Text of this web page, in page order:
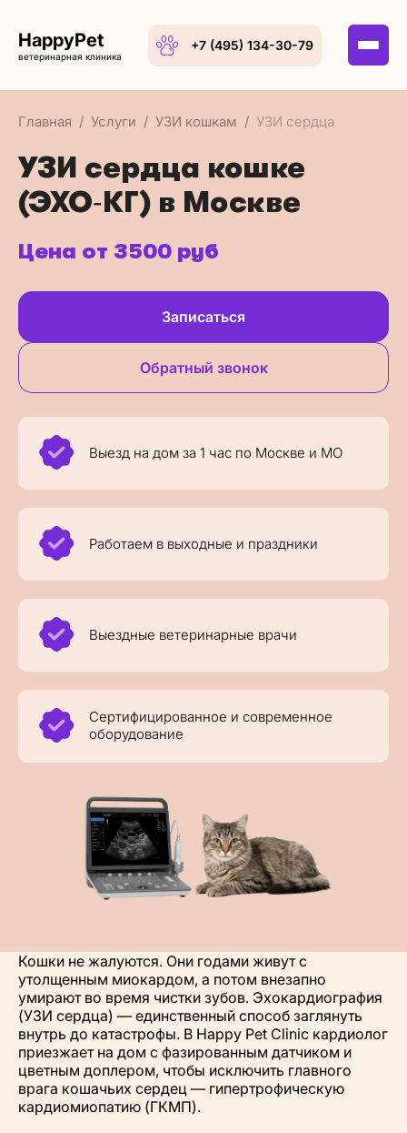
HappyPet
ветеринарная клиника
+7 (495) 134-30-79
Главная Услуги УЗИ кошкам УЗИ сердца
УЗИ сердца кошке
(ЭХО‑КГ) в Москве
Цена от 3500 руб
Записаться
Обратный звонок
Выезд на дом за 1 час по Москве и МО
Работаем в выходные и праздники
Выездные ветеринарные врачи
Сертифицированное и современное
оборудование
Кошки не жалуются. Они годами живут с
утолщенным миокардом, а потом внезапно
умирают во время чистки зубов. Эхокардиография
(УЗИ сердца) — единственный способ заглянуть
внутрь до катастрофы. В Happy Pet Clinic кардиолог
приезжает на дом с фазированным датчиком и
цветным доплером, чтобы исключить главного
врага кошачьих сердец — гипертрофическую
кардиомиопатию (ГКМП).